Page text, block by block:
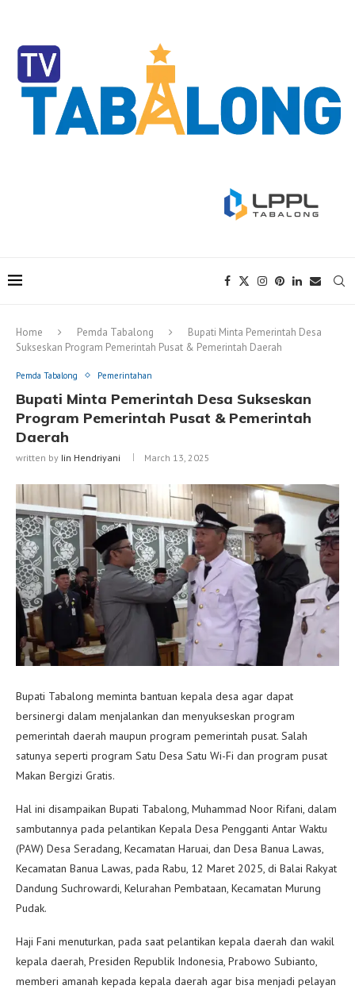
Home Pemda Tabalong
Bupati Minta Pemerintah Desa
Sukseskan Program Pemerintah Pusat & Pemerintah Daerah
Pemda Tabalong Pemerintahan
Bupati Minta Pemerintah Desa Sukseskan
Program Pemerintah Pusat & Pemerintah
Daerah
written by Iin Hendriyani March 13, 2025
Bupati Tabalong meminta bantuan kepala desa agar dapat
bersinergi dalam menjalankan dan menyukseskan program
pemerintah daerah maupun program pemerintah pusat. Salah
satunya seperti program Satu Desa Satu Wi-Fi dan program pusat
Makan Bergizi Gratis.
Hal ini disampaikan Bupati Tabalong, Muhammad Noor Rifani, dalam
sambutannya pada pelantikan Kepala Desa Pengganti Antar Waktu
(PAW) Desa Seradang, Kecamatan Haruai, dan Desa Banua Lawas,
Kecamatan Banua Lawas, pada Rabu, 12 Maret 2025, di Balai Rakyat
Dandung Suchrowardi, Kelurahan Pembataan, Kecamatan Murung
Pudak.
Haji Fani menuturkan, pada saat pelantikan kepala daerah dan wakil
kepala daerah, Presiden Republik Indonesia, Prabowo Subianto,
memberi amanah kepada kepala daerah agar bisa menjadi pelayan